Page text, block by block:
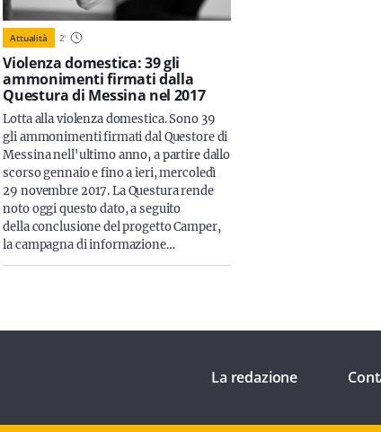
Attualità 2'
Violenza domestica: 39 gli
ammonimenti firmati dalla
Questura di Messina nel 2017
Lotta alla violenza domestica. Sono 39
gli ammonimenti firmati dal Questore di
Messina nell'ultimo anno, a partire dallo
scorso gennaio e fino a ieri, mercoledì
29 novembre 2017. La Questura rende
noto oggi questo dato, a seguito
della conclusione del progetto Camper,
la campagna di informazione…
La redazione